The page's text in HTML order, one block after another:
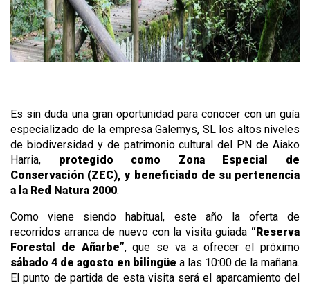
Es sin duda una gran oportunidad para conocer con un guía
especializado de la empresa Galemys, SL los altos niveles
de biodiversidad y de patrimonio cultural del PN de Aiako
Harria, protegido como Zona Especial de
Conservación (ZEC), y beneficiado de su pertenencia
a la Red Natura 2000.
Como viene siendo habitual, este año la oferta de
recorridos arranca de nuevo con la visita guiada “Reserva
Forestal de Añarbe”, que se va a ofrecer el próximo
sábado 4 de agosto en bilingüe a las 10:00 de la mañana.
El punto de partida de esta visita será el aparcamiento del